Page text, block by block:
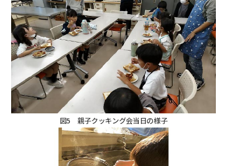
図5 親子クッキング会当日の様子